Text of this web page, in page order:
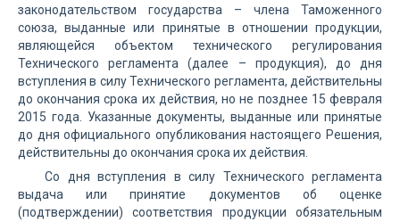
законодательством государства – члена Таможенного
союза, выданные или принятые в отношении продукции,
являющейся объектом технического регулирования
Технического регламента (далее – продукция), до дня
вступления в силу Технического регламента, действительны
до окончания срока их действия, но не позднее 15 февраля
2015 года. Указанные документы, выданные или принятые
до дня официального опубликования настоящего Решения,
действительны до окончания срока их действия.
Со дня вступления в силу Технического регламента
выдача или принятие документов об оценке
(подтверждении) соответствия продукции обязательным